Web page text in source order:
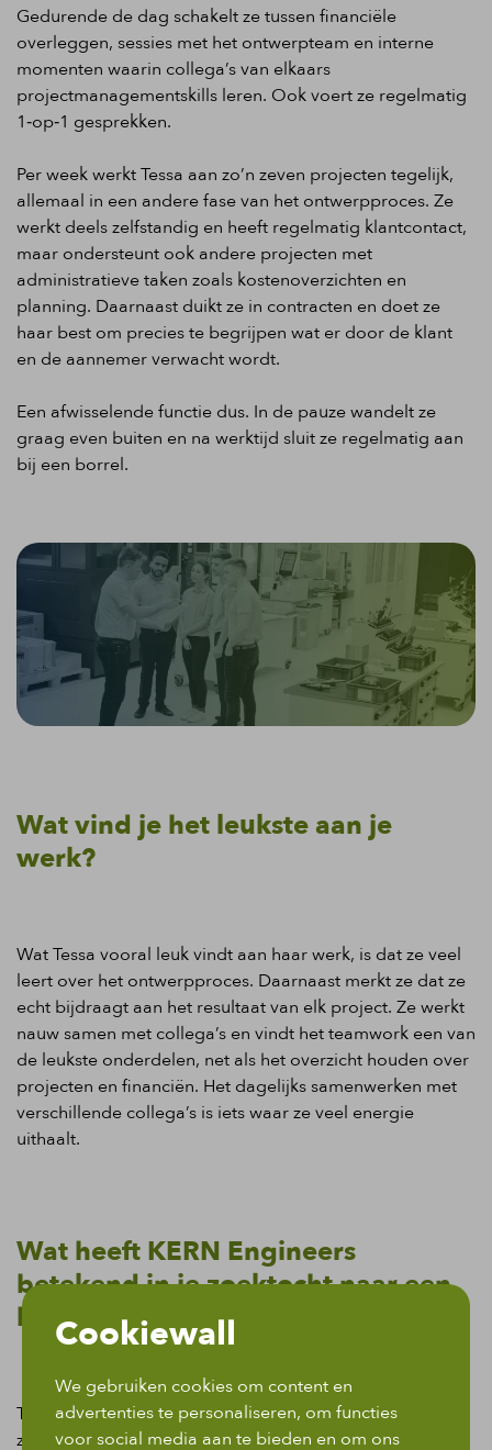
Gedurende de dag schakelt ze tussen financiële
overleggen, sessies met het ontwerpteam en interne
momenten waarin collega’s van elkaars
projectmanagementskills leren. Ook voert ze regelmatig
1‑op‑1 gesprekken.
Per week werkt Tessa aan zo’n zeven projecten tegelijk,
allemaal in een andere fase van het ontwerpproces. Ze
werkt deels zelfstandig en heeft regelmatig klantcontact,
maar ondersteunt ook andere projecten met
administratieve taken zoals kostenoverzichten en
planning. Daarnaast duikt ze in contracten en doet ze
haar best om precies te begrijpen wat er door de klant
en de aannemer verwacht wordt.
Een afwisselende functie dus. In de pauze wandelt ze
graag even buiten en na werktijd sluit ze regelmatig aan
bij een borrel.
Wat vind je het leukste aan je
werk?
Wat Tessa vooral leuk vindt aan haar werk, is dat ze veel
leert over het ontwerpproces. Daarnaast merkt ze dat ze
echt bijdraagt aan het resultaat van elk project. Ze werkt
nauw samen met collega’s en vindt het teamwork een van
de leukste onderdelen, net als het overzicht houden over
projecten en financiën. Het dagelijks samenwerken met
verschillende collega’s is iets waar ze veel energie
uithaalt.
Wat heeft KERN Engineers
betekend in je zoektocht naar een
baan?
Tessa rolde dankzij KERN Engineers een werkveld in dat
ze vooraf nooit had zien aankomen. Ze werd door ons
Cookiewall
We gebruiken cookies om content en
advertenties te personaliseren, om functies
voor social media aan te bieden en om ons